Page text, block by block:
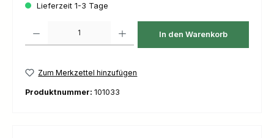
Lieferzeit 1-3 Tage
In den Warenkorb
Zum Merkzettel hinzufügen
Produktnummer: 101033